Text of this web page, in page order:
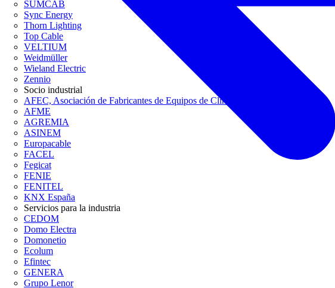
SUMCAB
Sync Energy
Thorn Lighting
Top Cable
VELTIUM
Weidmüller
Wieland Electric
Zennio
Socio industrial
AFEC, Asociación de Fabricantes de Equipos de Climatización
AFME
AGREMIA
ASINEM
Europacable
FACEL
Fegicat
FENIE
FENITEL
KNX España
Servicios para la industria
CEDOM
Domo Electra
Domonetio
Ecolum
Efintec
GENERA
Grupo Lenor